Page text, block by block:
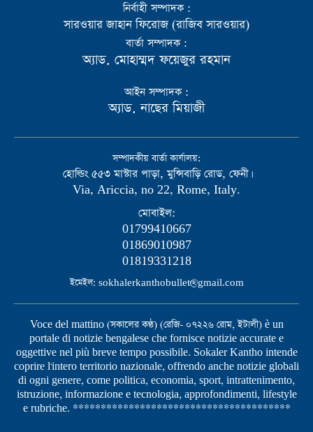
নির্বাহী সম্পাদক :
সারওয়ার জাহান ফিরোজ (রাজিব সারওয়ার)
বার্তা সম্পাদক :
অ্যাড. মোহাম্মদ ফয়েজুর রহমান
আইন সম্পাদক :
অ্যাড. নাছের মিয়াজী
সম্পাদকীয় বার্তা কার্যালয়:
হোল্ডিং ৫৫৩ মাস্টার পাড়া, মুন্সিবাড়ি রোড, ফেনী।
Via, Ariccia, no 22, Rome, Italy.
মোবাইল:
01799410667
01869010987
01819331218
ইমেইল: sokhalerkanthobullet@gmail.com
Voce del mattino (সকালের কণ্ঠ) (রেজি- ০৭২২৬ রোম, ইটালী) è un
portale di notizie bengalese che fornisce notizie accurate e
oggettive nel più breve tempo possibile. Sokaler Kantho intende
coprire l'intero territorio nazionale, offrendo anche notizie globali
di ogni genere, come politica, economia, sport, intrattenimento,
istruzione, informazione e tecnologia, approfondimenti, lifestyle
e rubriche. ***************************************